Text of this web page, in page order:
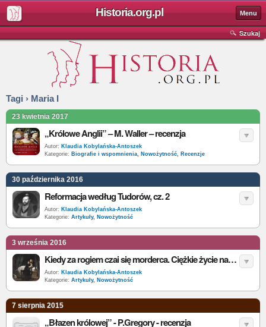
Historia.org.pl Menu
Szukaj
Tagi › Maria I
23 kwietnia 2017
„Królowe Anglii” – M. Waller – recenzja
Autor: Klaudia Kobylańska-Antoszek
Kategorie: Biografie i wspomnienia, Nowożytność, Recenzje
30 października 2016
Reformacja według Tudorów, cz. 2
Autor: Klaudia Kobylańska-Antoszek
Kategorie: Artykuły, Nowożytność
3 września 2016
Kiedy za rogiem czai się morderca. Ciężkie życie następców tronu
Autor: Klaudia Kobylańska-Antoszek
Kategorie: Artykuły, Nowożytność
7 sierpnia 2015
„Błazen królowej” - P.Gregory - recenzja